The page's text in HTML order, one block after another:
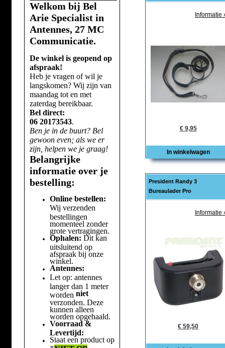
Welkom bij Bel
Arie Specialist in
Antennes, 27 MC
Communicatie.
De winkel is geopend op
afspraak!
Heb je vragen of wil je
langskomen? Wij zijn van
maandag tot en met
zaterdag bereikbaar.
Bel direct:
06 20173543.
Ben je in de buurt? Bel
gewoon even; als we er
zijn, helpen we je graag!
Belangrijke
informatie over je
bestelling:
Online bestellen:
Wij verzenden
bestellingen
momenteel zonder
grote vertragingen.
Ophalen: Dit kan
uitsluitend op
afspraak bij onze
winkel.
Antennes:
Let op: antennes
langer dan 1 meter
worden niet
verzonden. Deze
kunnen alleen
worden opgehaald.
Voorraad &
Levertijd:
Staat een product op
Informatie
€ 9,95
In winkelwagen
President Randy 3
Bureaulader Pro
Informatie
€ 59,50